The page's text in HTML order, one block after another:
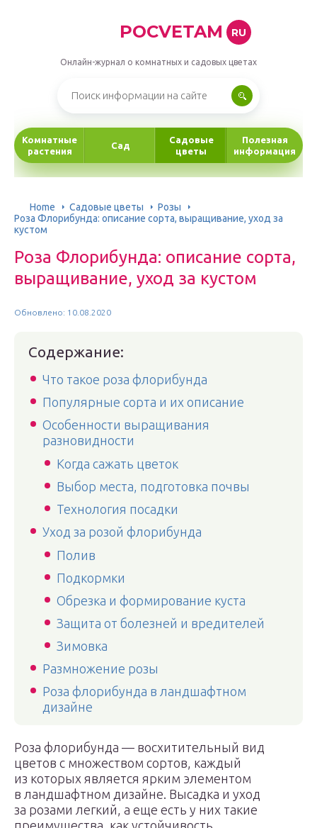
POCVETAM RU
Онлайн-журнал о комнатных и садовых цветах
Комнатные
растения
Сад
Садовые
цветы
Полезная
информация
Home Садовые цветы
Розы
Роза Флорибунда: описание сорта, выращивание, уход за
кустом
Роза Флорибунда: описание сорта,
выращивание, уход за кустом
Обновлено: 10.08.2020
Содержание:
Что такое роза флорибунда
Популярные сорта и их описание
Особенности выращивания
разновидности
Когда сажать цветок
Выбор места, подготовка почвы
Технология посадки
Уход за розой флорибунда
Полив
Подкормки
Обрезка и формирование куста
Защита от болезней и вредителей
Зимовка
Размножение розы
Роза флорибунда в ландшафтном
дизайне
Роза флорибунда — восхитительный вид
цветов с множеством сортов, каждый
из которых является ярким элементом
в ландшафтном дизайне. Высадка и уход
за розами легкий, а еще есть у них такие
преимущества, как устойчивость